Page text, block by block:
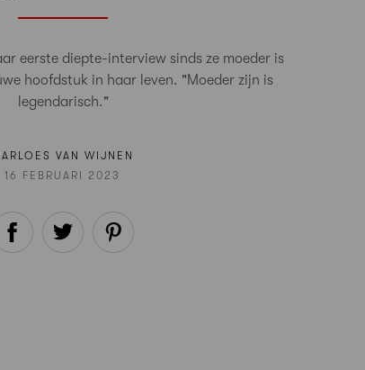
eerste diepte-interview sinds ze moeder is
hoofdstuk in haar leven. "Moeder zijn is
legendarisch."
VAN WIJNEN
16 FEBRUARI 2023